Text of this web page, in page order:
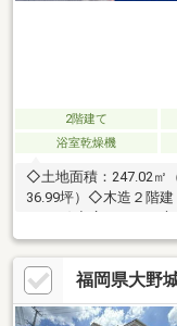
2階建て
浴室乾燥機
◇土地面積：247.02㎡
36.99坪）◇木造２階
福岡県大野